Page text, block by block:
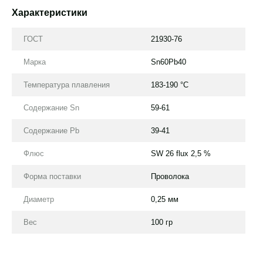
Характеристики
ГОСТ 21930-76
Марка Sn60Pb40
Температура плавления 183-190 °С
Содержание Sn 59-61
Содержание Pb 39-41
Флюс SW 26 flux 2,5 %
Форма поставки Проволока
Диаметр 0,25 мм
Вес 100 гр